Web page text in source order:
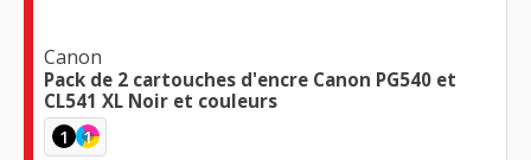
Canon
Pack de 2 cartouches d'encre Canon PG540 et
CL541 XL Noir et couleurs
1 1